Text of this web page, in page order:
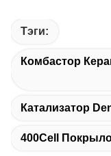
Тэги:
Комбастор
Катализатор
400Cell